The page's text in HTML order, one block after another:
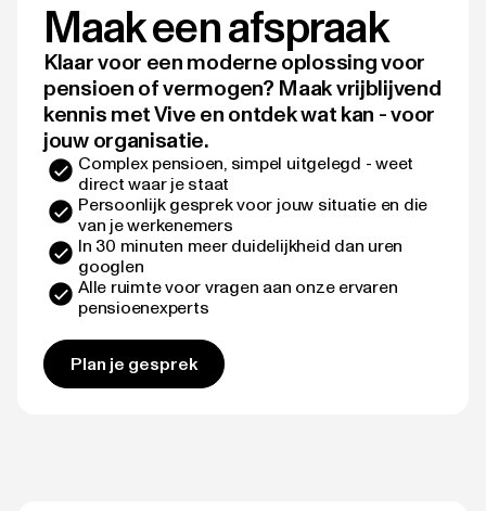
Maak een afspraak
Klaar voor een moderne oplossing voor
pensioen of vermogen? Maak vrijblijvend
kennis met Vive en ontdek wat kan - voor
jouw organisatie.
Complex pensioen, simpel uitgelegd - weet
direct waar je staat
Persoonlijk gesprek voor jouw situatie en die
van je werkenemers
In 30 minuten meer duidelijkheid dan uren
googlen
Alle ruimte voor vragen aan onze ervaren
pensioenexperts
Plan je gesprek